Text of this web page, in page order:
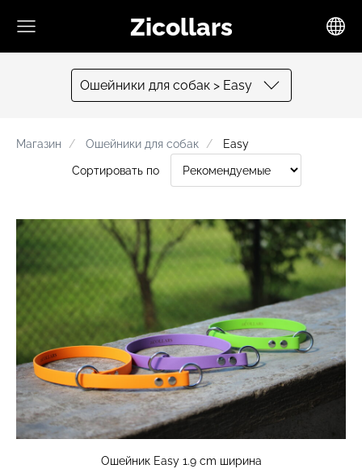
Zicollars
Oшейники для собак > Easy
Mагазин Oшейники для собак
Easy
Сортировать по
Ошейник Easy 1.9 cm ширина